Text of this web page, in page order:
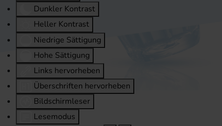
Dunkler Kontrast
Heller Kontrast
Niedrige Sättigung
Hohe Sättigung
Links hervorheben
Überschriften hervorheben
Bildschirmleser
Lesemodus